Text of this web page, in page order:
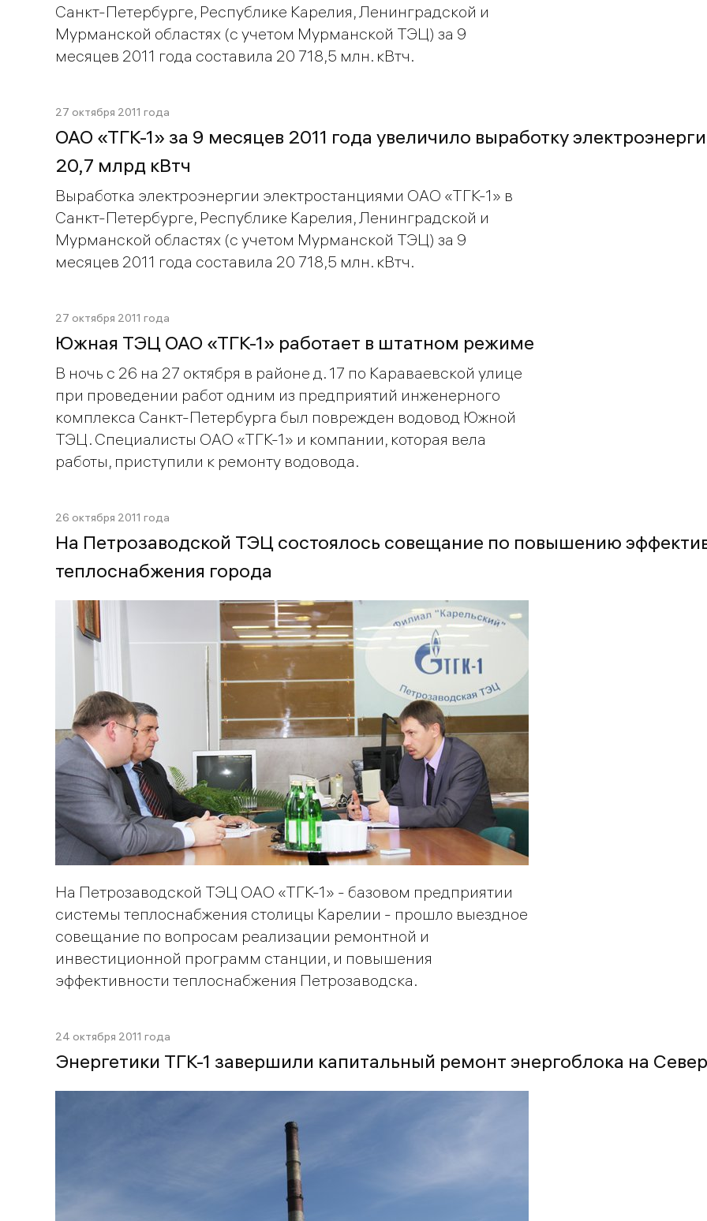
Санкт-Петербурге, Республике Карелия, Ленинградской и
Мурманской областях (с учетом Мурманской ТЭЦ) за 9
месяцев 2011 года составила 20 718,5 млн. кВтч.
27 октября 2011 года
ОАО «ТГК-1» за 9 месяцев 2011 года увеличило выработку
20,7 млрд кВтч
Выработка электроэнергии электростанциями ОАО «ТГК-1» в
Санкт-Петербурге, Республике Карелия, Ленинградской и
Мурманской областях (с учетом Мурманской ТЭЦ) за 9
месяцев 2011 года составила 20 718,5 млн. кВтч.
27 октября 2011 года
Южная ТЭЦ ОАО «ТГК-1» работает в штатном режиме
В ночь с 26 на 27 октября в районе д. 17 по Караваевской улице
при проведении работ одним из предприятий инженерного
комплекса Санкт-Петербурга был поврежден водовод Южной
ТЭЦ. Специалисты ОАО «ТГК-1» и компании, которая вела
работы, приступили к ремонту водовода.
26 октября 2011 года
На Петрозаводской ТЭЦ состоялось совещание по повышению
теплоснабжения города
На Петрозаводской ТЭЦ ОАО «ТГК-1» - базовом предприятии
системы теплоснабжения столицы Карелии - прошло выездное
совещание по вопросам реализации ремонтной и
инвестиционной программ станции, и повышения
эффективности теплоснабжения Петрозаводска.
24 октября 2011 года
Энергетики ТГК-1 завершили капитальный ремонт энергоблока на